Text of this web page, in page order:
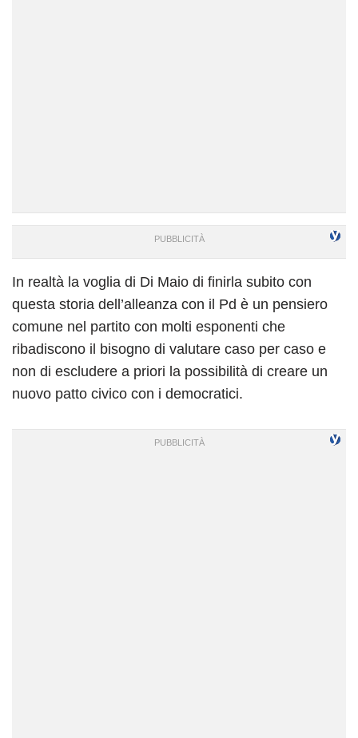
In realtà la voglia di Di Maio di finirla subito con
questa storia dell’alleanza con il Pd è un pensiero
comune nel partito con molti esponenti che
ribadiscono il bisogno di valutare caso per caso e
non di escludere a priori la possibilità di creare un
nuovo patto civico con i democratici.